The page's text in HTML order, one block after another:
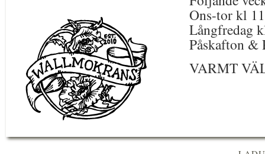
Ons-tor kl
Långfredag
Påskafton &
VARMT